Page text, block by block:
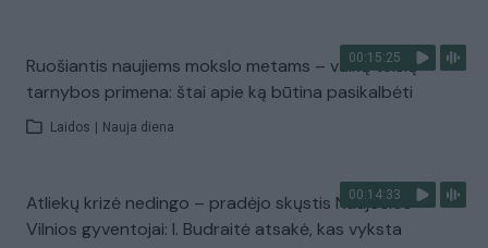
00:15:25
Ruošiantis naujiems mokslo metams – vaikų teisių
tarnybos primena: štai apie ką būtina pasikalbėti
Laidos Nauja diena
00:14:33
Atliekų krizė nedingo – pradėjo skųstis Naujosios
Vilnios gyventojai: I. Budraitė atsakė, kas vyksta